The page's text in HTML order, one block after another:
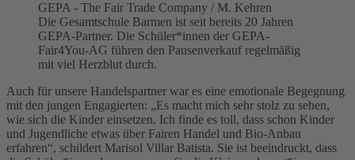
GEPA - The Fair Trade Company / M. Kehren
Die Gesamtschule Barmen ist seit bereits 20 Jahren
GEPA-Partner. Die Schüler*innen der GEPA-
Fair4You-AG führen den Pausenverkauf regelmäßig
mit viel Herzblut durch.
Auch für unsere Handelspartner war es eine emotionale Begegnung
mit den jungen Engagierten: „Es macht mich sehr stolz zu sehen,
wie sich die Kinder einsetzen. Ich finde es toll, dass schon Kinder
und Jugendliche etwas über Fairen Handel und Bio-Anbau
erfahren“, schildert Marisol Villar Batista. Sie ist beeindruckt, dass